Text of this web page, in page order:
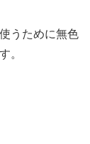
うために無色
。